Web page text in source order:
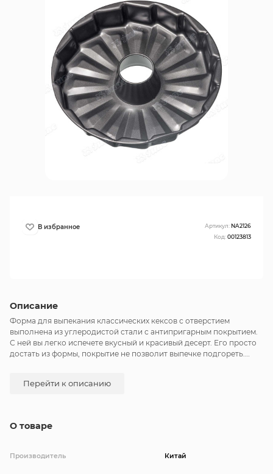
Описание
Форма для выпекания классических кексов с отверстием
выполнена из углеродистой стали с антипригарным покрытием.
С ней вы легко испечете вкусный и красивый десерт. Его просто
достать из формы, покрытие не позволит выпечке подгореть.
и для заморозки - вы сможете приготовить желейный десерт или
Перейти к описанию
О товаре
Производитель Китай
Артикул: NA2126
Код:00123813